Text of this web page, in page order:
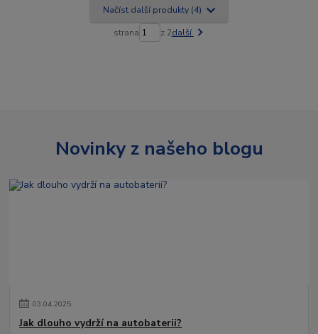
Načíst další produkty (4)
strana z 2další
Novinky z našeho blogu
03.04.2025
Jak dlouho vydrží na autobaterii?